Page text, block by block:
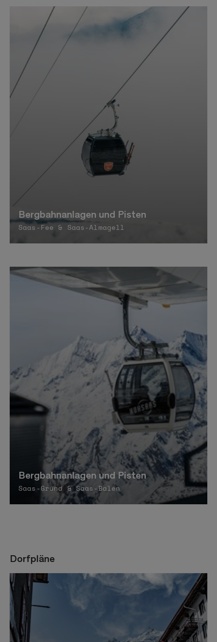
Bergbahnanlagen und Pisten
Saas-Fee & Saas-Almagell
Bergbahnanlagen und Pisten
Saas-Grund & Saas-Balen
Dorfpläne